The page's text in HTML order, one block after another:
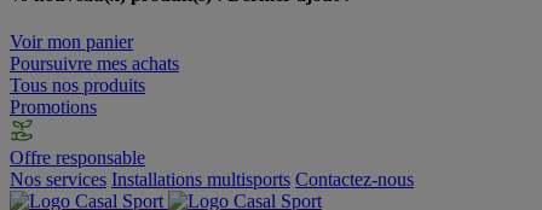
Voir mon panier
Poursuivre mes achats
Tous nos produits
Promotions
Offre responsable
Nos services Installations multisports Contactez-nous